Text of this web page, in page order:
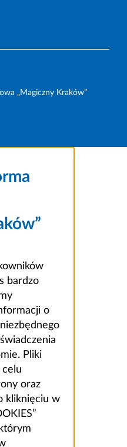
„Magiczny Kraków”
bardzo
o
Pliki
oraz
kliknięciu w